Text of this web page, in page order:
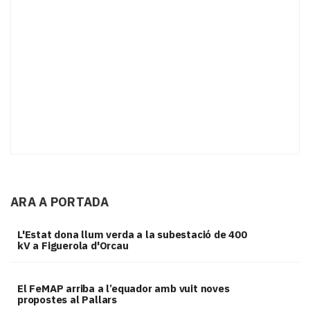
ARA A PORTADA
L'Estat dona llum verda a la subestació de 400
kV a Figuerola d'Orcau
El FeMAP arriba a l’equador amb vuit noves
propostes al Pallars